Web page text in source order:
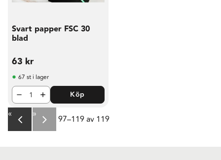
Svart papper FSC 30
blad
63 kr
67 st i lager
Köp
97–119av 119
« »